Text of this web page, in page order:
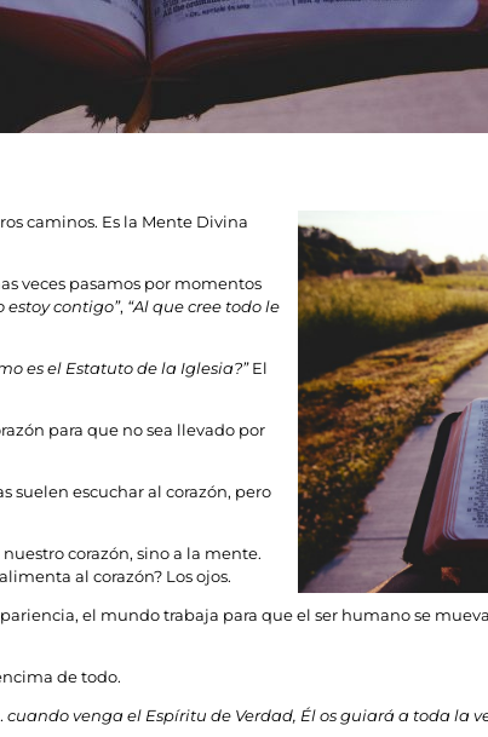
caminos. Es la Mente Divina
veces pasamos por momentos
estoy contigo”, “Al que cree todo le
es el Estatuto de la Iglesia?”El
para que no sea llevado por
suelen escuchar al corazón, pero
corazón, sino a la mente.
al corazón? Los ojos.
el mundo trabaja para que el ser humano se
de todo.
cuando venga el Espíritu de Verdad, Él os guiará a toda la